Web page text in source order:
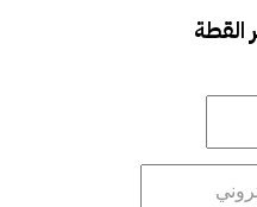
القطة